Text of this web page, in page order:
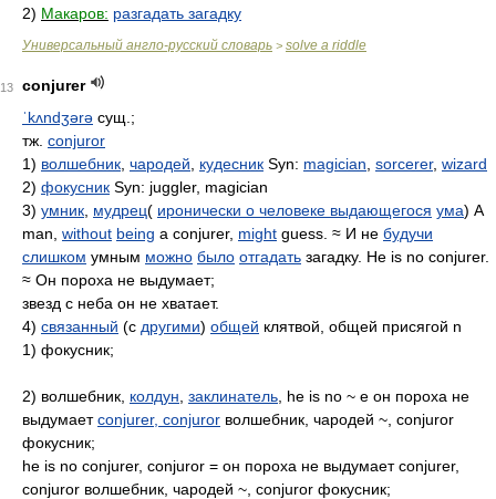
2) Макаров: разгадать загадку
Универсальный англо-русский словарь > solve a riddle
13
conjurer
ˈkʌndʒərə сущ.;
тж. conjuror
1) волшебник чародей кудесник Syn: magician sorcerer, wizard
2) фокусник Syn: juggler, magician
3) умник мудрец( иронически о человеке выдающегося ума) A
man, without being a conjurer, might guess. ≈ И не будучи
слишком умным можно было отгадать загадку. He is no conjurer.
≈ Он пороха не выдумает;
звезд с неба он не хватает.
4) связанный (с другими) общей клятвой, общей присягой n
1) фокусник;
2) волшебник, колдун заклинатель , he is no ~ е он поpоха не
выдумаетconjurer, conjuror волшебник, чародей ~, conjuror
фокусник;
he is no conjurer, conjuror = он пороха не выдумает conjurer,
conjuror волшебник, чародей ~, conjuror фокусник;